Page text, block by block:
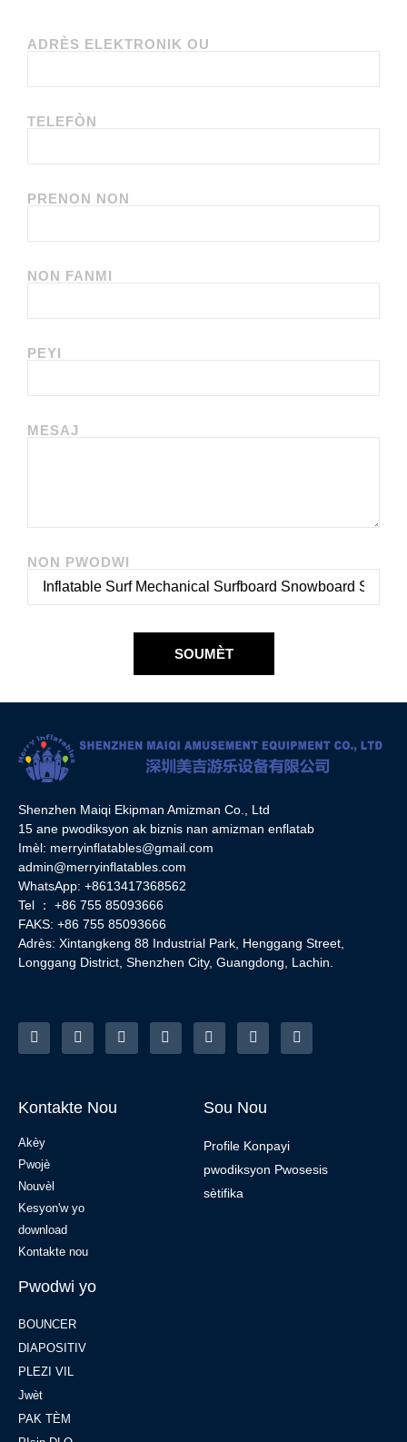
ADRÈS ELEKTRONIK OU
TELEFÒN
PRENON NON
NON FANMI
PEYI
MESAJ
NON PWODWI
SOUMÈT
Shenzhen Maiqi Ekipman Amizman Co., Ltd
15 ane pwodiksyon ak biznis nan amizman enflatab
Imèl: merryinflatables@gmail.com
admin@merryinflatables.com
WhatsApp: +8613417368562
Tel ： +86 755 85093666
FAKS: +86 755 85093666
Adrès: Xintangkeng 88 Industrial Park, Henggang Street,
Longgang District, Shenzhen City, Guangdong, Lachin.
Kontakte Nou
Akèy
Pwojè
Nouvèl
Kesyon'w yo
download
Kontakte nou
Sou Nou
Profile Konpayi
pwodiksyon Pwosesis
sètifika
Pwodwi yo
BOUNCER
DIAPOSITIV
PLEZI VIL
Jwèt
PAK TÈM